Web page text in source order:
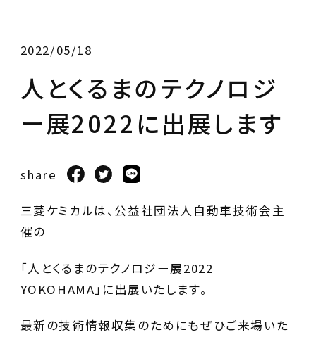
2022/05/18
人とくるまのテクノロジ
ー展2022に出展します
share
三菱ケミカルは、公益社団法人自動車技術会主
催の
「人とくるまのテクノロジー展2022
YOKOHAMA」 に出展いたします。
最新の技術情報収集のためにもぜひご来場いた